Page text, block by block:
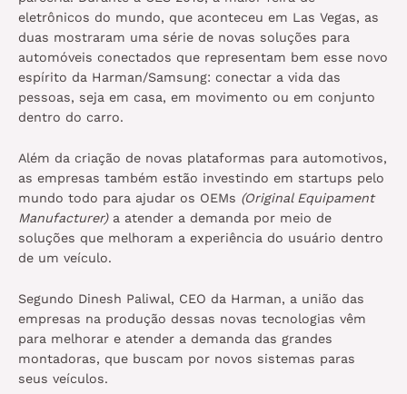
eletrônicos do mundo, que aconteceu em Las Vegas, as
duas mostraram uma série de novas soluções para
automóveis conectados que representam bem esse novo
espírito da Harman/Samsung: conectar a vida das
pessoas, seja em casa, em movimento ou em conjunto
dentro do carro.
Além da criação de novas plataformas para automotivos,
as empresas também estão investindo em startups pelo
mundo todo para ajudar os OEMs (Original Equipament
Manufacturer)a atender a demanda por meio de
soluções que melhoram a experiência do usuário dentro
de um veículo.
Segundo Dinesh Paliwal, CEO da Harman, a união das
empresas na produção dessas novas tecnologias vêm
para melhorar e atender a demanda das grandes
montadoras, que buscam por novos sistemas paras
seus veículos.